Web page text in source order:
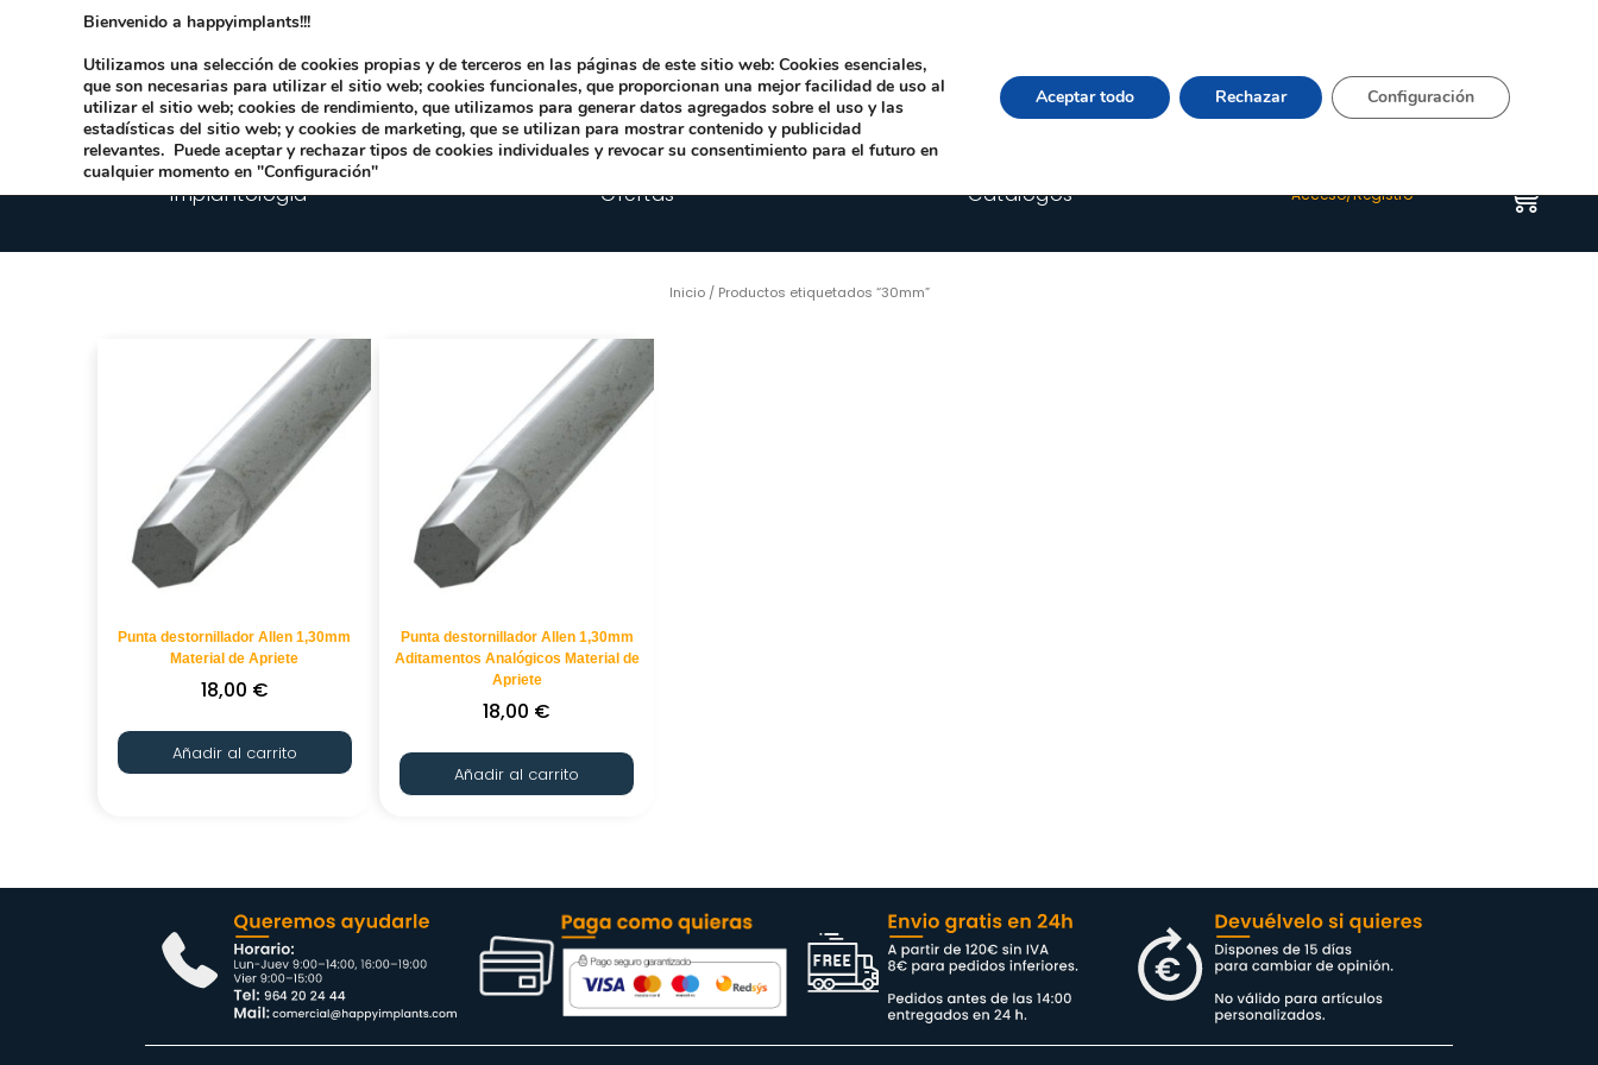
Dirección:
Quienes somos Happyblog Contacto
Implantologia Ofertas Catálogos Acceso/Registro
Inicio/ Productos etiquetados “30mm”
Punta destornillador Allen 1,30mm
Material de Apriete
18,00 €
Añadir al carrito
Punta destornillador Allen 1,30mm
Aditamentos Analógicos Material de
Apriete
18,00 €
Añadir al carrito
Bienvenido a happyimplants!!!
Utilizamos una selección de cookies propias y de terceros en las páginas de este sitio web: Cookies esenciales,
que son necesarias para utilizar el sitio web; cookies funcionales, que proporcionan una mejor facilidad de uso al
utilizar el sitio web; cookies de rendimiento, que utilizamos para generar datos agregados sobre el uso y las
estadísticas del sitio web; y cookies de marketing, que se utilizan para mostrar contenido y publicidad
relevantes. Puede aceptar y rechazar tipos de cookies individuales y revocar su consentimiento para el futuro en
cualquier momento en "Configuración"
Aceptar todo Rechazar Configuración